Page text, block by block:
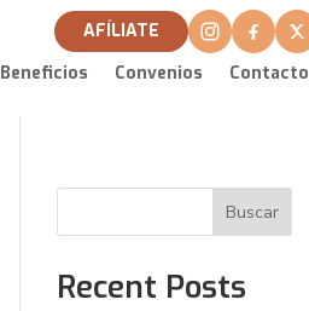
AFÍLIATE
Beneficios Convenios Contacto
Buscar
Recent Posts